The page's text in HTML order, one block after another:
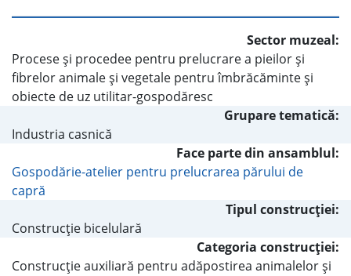
Sector muzeal:
Procese şi procedee pentru prelucrare a pieilor şi
fibrelor animale şi vegetale pentru îmbrăcăminte şi
obiecte de uz utilitar-gospodăresc
Grupare tematică:
Industria casnică
Face parte din ansamblul:
Gospodărie-atelier pentru prelucrarea părului de
capră
Tipul construcţiei:
Construcţie bicelulară
Categoria construcţiei:
Construcţie auxiliară pentru adăpostirea animalelor şi